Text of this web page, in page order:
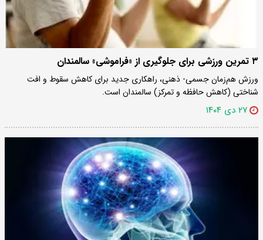
۳ تمرین ورزشی برای جلوگیری از «فراموشی» سالمندان
ورزش هم‌زمان جسمی- ذهنی، راهکاری جدید برای کاهش سقوط و افت
شناختی (کاهش حافظه و تمرکز) سالمندان است.
۲۷ دی ۱۴۰۴